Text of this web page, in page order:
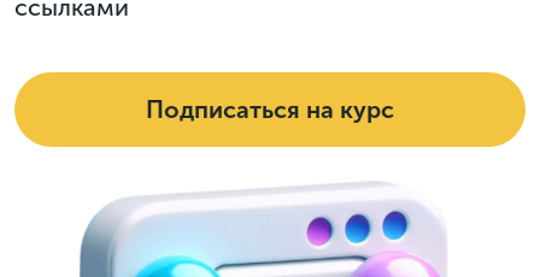
ссылками
Подписаться на курс